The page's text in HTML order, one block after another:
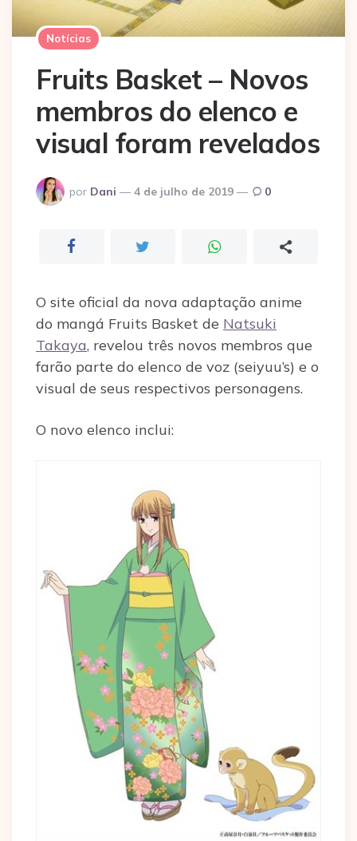
Notícias
Fruits Basket – Novos
membros do elenco e
visual foram revelados
Postado
por
por Dani 4 de julho de 2019 0
O site oficial da nova adaptação anime
do mangá Fruits Basket de Natsuki
Takaya, revelou três novos membros que
farão parte do elenco de voz (seiyuu’s) e o
visual de seus respectivos personagens.
O novo elenco inclui: